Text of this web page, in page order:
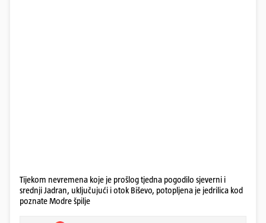
Tijekom nevremena koje je prošlog tjedna pogodilo sjeverni i
srednji Jadran, uključujući i otok Biševo, potopljena je jedrilica kod
poznate Modre špilje